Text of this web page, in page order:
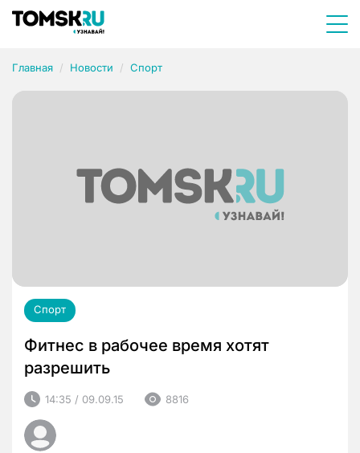
Главная Новости Спорт
Спорт
Фитнес в рабочее время хотят
разрешить
14:35 / 09.09.15 8816